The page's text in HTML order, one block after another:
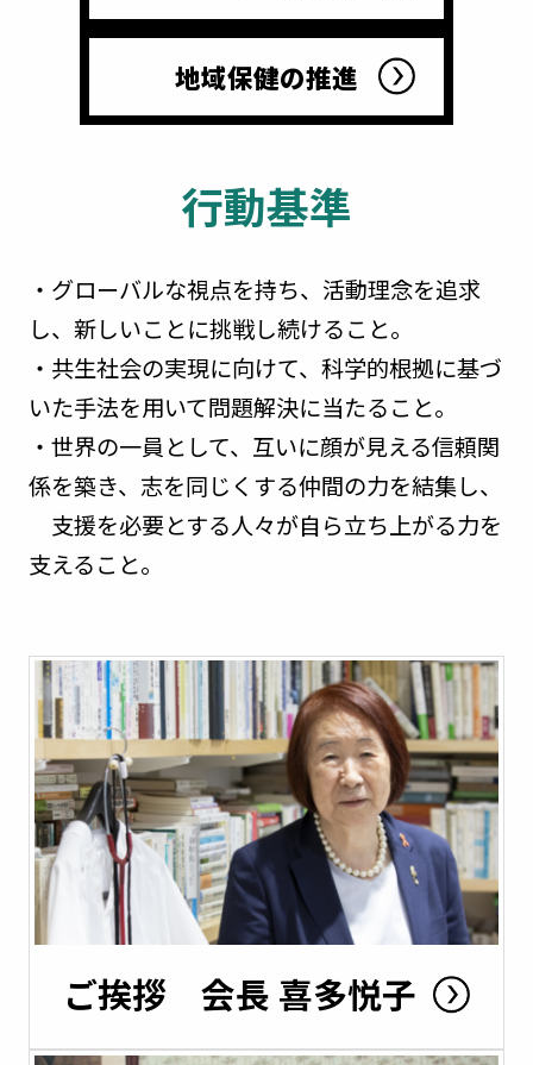
地域保健の推進
行動基準
・グローバルな視点を持ち、活動理念を追求
し、新しいことに挑戦し続けること。
・共生社会の実現に向けて、科学的根拠に基づ
いた手法を用いて問題解決に当たること。
・世界の一員として、互いに顔が見える信頼関
係を築き、志を同じくする仲間の力を結集し、
支援を必要とする人々が自ら立ち上がる力を
支えること。
ご挨拶 会長 喜多悦子